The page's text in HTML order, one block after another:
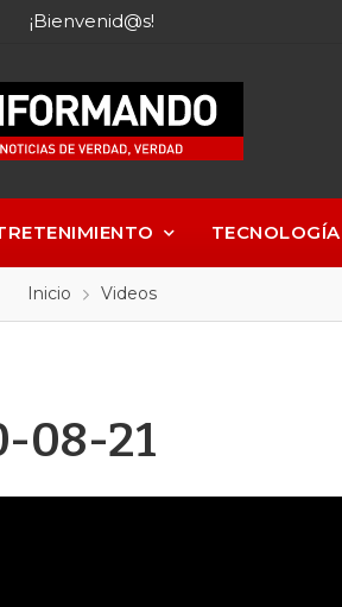
¡Bienvenid@s!
TECNOLOGÍA
Inicio Videos
08-21